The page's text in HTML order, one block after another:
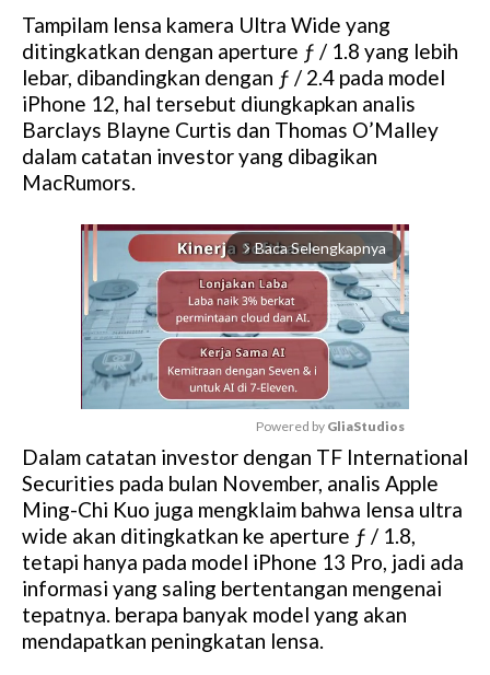
Tampilam lensa kamera Ultra Wide yang
ditingkatkan dengan aperture ƒ / 1.8 yang lebih
lebar, dibandingkan dengan ƒ / 2.4 pada model
iPhone 12, hal tersebut diungkapkan analis
Barclays Blayne Curtis dan Thomas O’Malley
dalam catatan investor yang dibagikan
MacRumors.
arrow_forward_ios Baca Selengkapnya
M
u
t
e
Powered by GliaStudios
Dalam catatan investor dengan TF International
Securities pada bulan November, analis Apple
Ming-Chi Kuo juga mengklaim bahwa lensa ultra
wide akan ditingkatkan ke aperture ƒ / 1.8,
tetapi hanya pada model iPhone 13 Pro, jadi ada
informasi yang saling bertentangan mengenai
tepatnya. berapa banyak model yang akan
mendapatkan peningkatan lensa.